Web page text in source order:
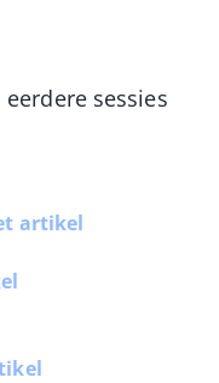
sessies
artikel